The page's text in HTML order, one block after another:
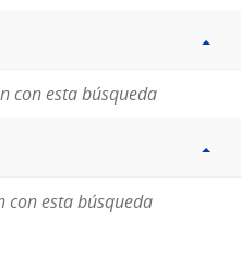
con esta búsqueda
con esta búsqueda